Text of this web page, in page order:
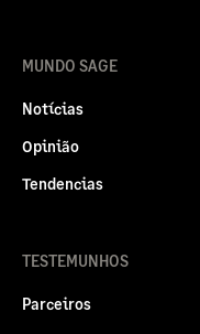
MUNDO SAGE
Notícias
Opinião
Tendencias
TESTEMUNHOS
Parceiros